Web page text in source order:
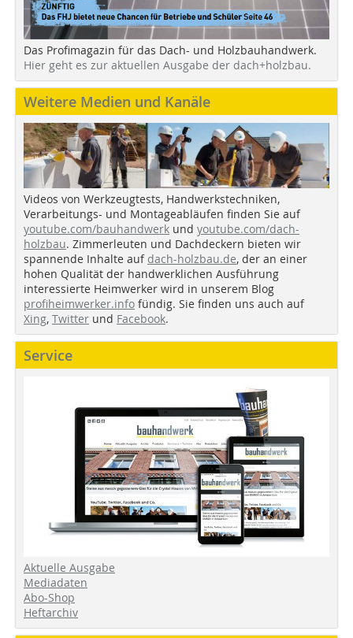
Das Profimagazin für das Dach- und Holzbauhandwerk.
Hier geht es zur aktuellen Ausgabe der dach+holzbau.
Weitere Medien und Kanäle
Videos von Werkzeugtests, Handwerkstechniken,
Verarbeitungs- und Montageabläufen finden Sie auf
youtube.com/bauhandwerk und youtube.com/dach-
holzbau. Zimmerleuten und Dachdeckern bieten wir
spannende Inhalte auf dach-holzbau.de, der an einer
hohen Qualität der handwerklichen Ausführung
interessierte Heimwerker wird in unserem Blog
profiheimwerker.info fündig. Sie finden uns auch auf
Xing, Twitter und Facebook.
Service
Aktuelle Ausgabe
Mediadaten
Abo-Shop
Heftarchiv